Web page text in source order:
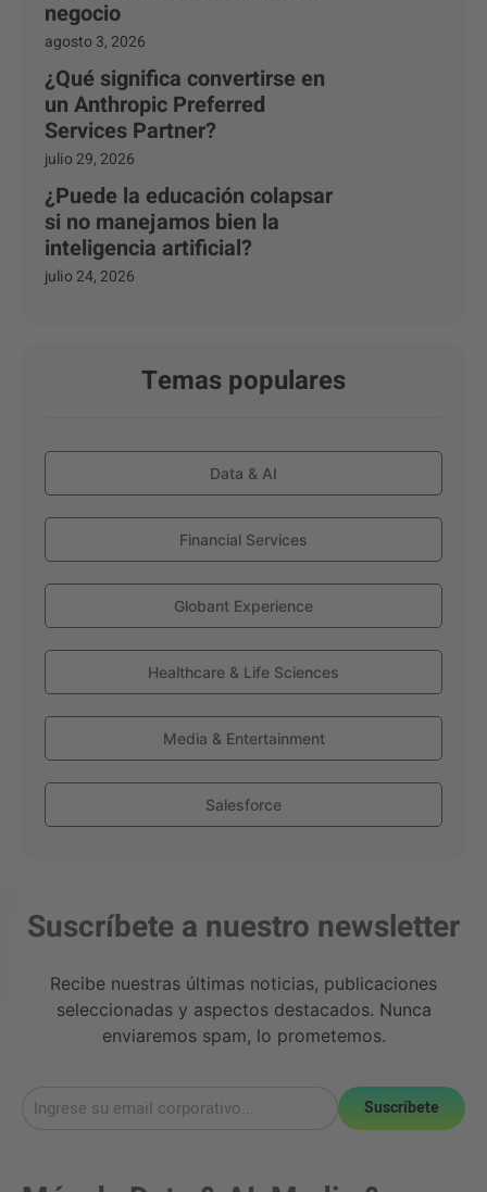
negocio
agosto 3, 2026
¿Qué significa convertirse en
un Anthropic Preferred
Services Partner?
julio 29, 2026
¿Puede la educación colapsar
si no manejamos bien la
inteligencia artificial?
julio 24, 2026
Temas populares
Data & AI
Financial Services
Globant Experience
Healthcare & Life Sciences
Media & Entertainment
Salesforce
Suscríbete a nuestro newsletter
Recibe nuestras últimas noticias, publicaciones
seleccionadas y aspectos destacados. Nunca
enviaremos spam, lo prometemos.
Suscríbete